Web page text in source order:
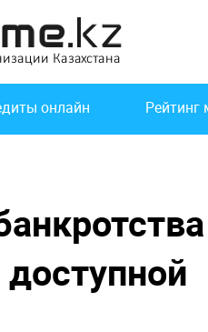
онлайн Рейтинг